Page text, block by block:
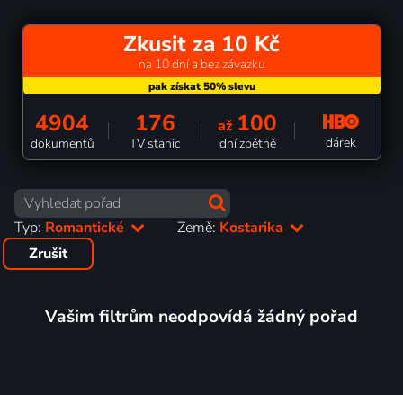
Zkusit za 10 Kč
na 10 dní a bez závazku
4904
dokumentů
176
TV stanic
až 100
dní zpětně dárek
Typ: Romantické Země: Kostarika
Zrušit
Vašim filtrům neodpovídá žádný pořad